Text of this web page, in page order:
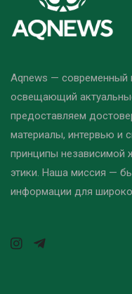
Aqnews — современный
освещающий
предоставляем
материалы, интервью и
принципы независимой
этики. Наша миссия —
информации для